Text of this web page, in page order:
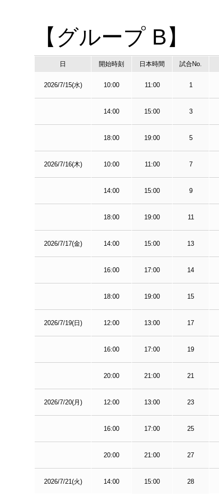
【グループ B】
日 開始時刻 日本時間 試合No.
2026/7/15(水) 10:00 11:00 1
14:00 15:00 3
18:00 19:00 5
2026/7/16(木) 10:00 11:00 7
14:00 15:00 9
18:00 19:00 11
2026/7/17(金) 14:00 15:00 13
16:00 17:00 14
18:00 19:00 15
2026/7/19(日) 12:00 13:00 17
16:00 17:00 19
20:00 21:00 21
2026/7/20(月) 12:00 13:00 23
16:00 17:00 25
20:00 21:00 27
2026/7/21(火) 14:00 15:00 28